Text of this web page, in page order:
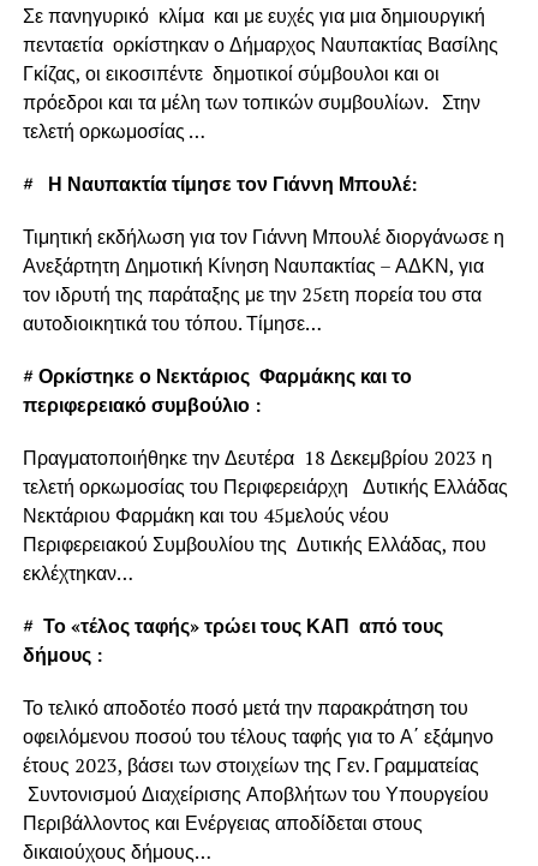
Σε πανηγυρικό κλίμα και με ευχές για μια δημιουργική
πενταετία ορκίστηκαν ο Δήμαρχος Ναυπακτίας Βασίλης
Γκίζας, οι εικοσιπέντε δημοτικοί σύμβουλοι και οι
πρόεδροι και τα μέλη των τοπικών συμβουλίων. Στην
τελετή ορκωμοσίας …
#Η Ναυπακτία τίμησε τον Γιάννη Μπουλέ:
Τιμητική εκδήλωση για τον Γιάννη Μπουλέ διοργάνωσε η
Ανεξάρτητη Δημοτική Κίνηση Ναυπακτίας – ΑΔΚΝ, για
τον ιδρυτή της παράταξης με την 25ετη πορεία του στα
αυτοδιοικητικά του τόπου. Τίμησε…
#Ορκίστηκε ο Νεκτάριος Φαρμάκης και το
περιφερειακό συμβούλιο :
Πραγματοποιήθηκε την Δευτέρα 18 Δεκεμβρίου 2023 η
τελετή ορκωμοσίας του Περιφερειάρχη Δυτικής Ελλάδας
Νεκτάριου Φαρμάκη και του 45μελούς νέου
Περιφερειακού Συμβουλίου της Δυτικής Ελλάδας, που
εκλέχτηκαν…
# Το «τέλος ταφής» τρώει τους ΚΑΠ από τους
δήμους :
Το τελικό αποδοτέο ποσό μετά την παρακράτηση του
οφειλόμενου ποσού του τέλους ταφής για το Α΄ εξάμηνο
έτους 2023, βάσει των στοιχείων της Γεν. Γραμματείας
Συντονισμού Διαχείρισης Αποβλήτων του Υπουργείου
Περιβάλλοντος και Ενέργειας αποδίδεται στους
δικαιούχους δήμους…